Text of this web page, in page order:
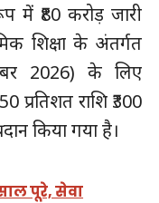
में ₹80 करोड़ जारी
शिक्षा के अंतर्गत
2026) के लिए
प्रतिशत राशि ₹300
किया गया है।
पूरे, सेवा